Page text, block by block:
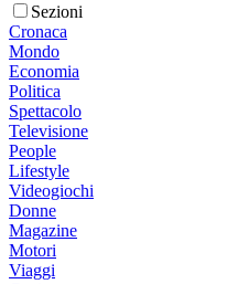
Sezioni
Cronaca
Mondo
Economia
Politica
Spettacolo
Televisione
People
Lifestyle
Videogiochi
Donne
Magazine
Motori
Viaggi